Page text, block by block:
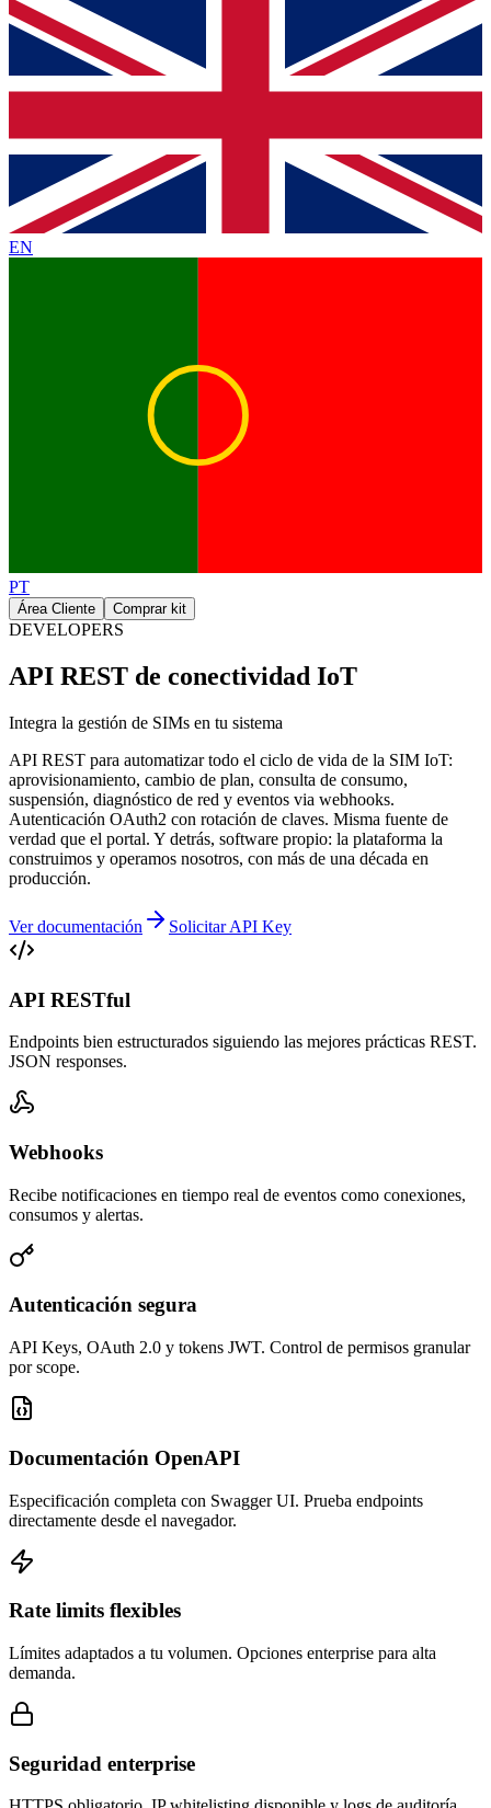
EN
PT
Área Cliente Comprar kit
DEVELOPERS
API REST de conectividad IoT
Integra la gestión de SIMs en tu sistema
API REST para automatizar todo el ciclo de vida de la SIM IoT:
aprovisionamiento, cambio de plan, consulta de consumo,
suspensión, diagnóstico de red y eventos via webhooks.
Autenticación OAuth2 con rotación de claves. Misma fuente de
verdad que el portal. Y detrás, software propio: la plataforma la
construimos y operamos nosotros, con más de una década en
producción.
Ver documentación Solicitar API Key
API RESTful
Endpoints bien estructurados siguiendo las mejores prácticas REST.
JSON responses.
Webhooks
Recibe notificaciones en tiempo real de eventos como conexiones,
consumos y alertas.
Autenticación segura
API Keys, OAuth 2.0 y tokens JWT. Control de permisos granular
por scope.
Documentación OpenAPI
Especificación completa con Swagger UI. Prueba endpoints
directamente desde el navegador.
Rate limits flexibles
Límites adaptados a tu volumen. Opciones enterprise para alta
demanda.
Seguridad enterprise